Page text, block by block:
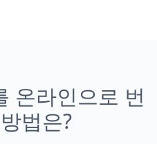
온라인으로 번
법은?